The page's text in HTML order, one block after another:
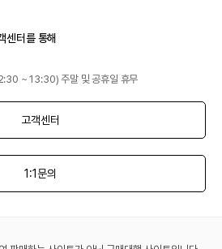
센터를 통해
~ 13:30) 주말 및 공휴일 휴무
고객센터
1:1문의